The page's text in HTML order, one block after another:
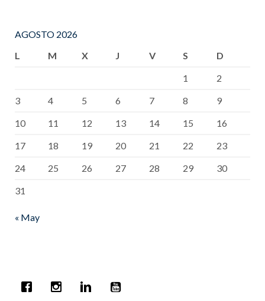
AGOSTO 2026
L
M X J V S
D
1
2
3
4 5 6 7 8
9
10
11 12 13 14 15
16
17
18 19 20 21 22
23
24
25 26 27 28 29
30
31
« May